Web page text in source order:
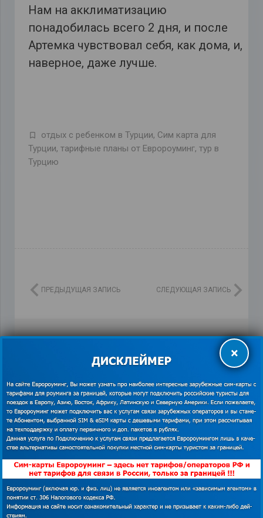
Нам на акклиматизацию
понадобилась всего 2 дня, и после
Артемка чувствовал себя, как дома, и,
наверное, даже лучше.
отдых с ребенком в Турции, Сим карта для
Турции, тарифные планы от Евророуминг, тур в
Турцию
ПРЕДЫДУЩАЯ ЗАПИСЬ СЛЕДУЮЩАЯ ЗАПИСЬ
Похожие записи
Отдых в Турции 2018 – какие приложения советуем
скачать туристу?
12.06.2018
×